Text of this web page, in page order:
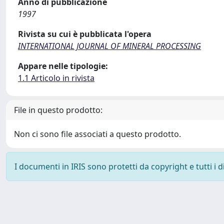
1997
Rivista su cui è pubblicata l'opera
INTERNATIONAL JOURNAL OF MINERAL PROCESSING
Appare nelle tipologie:
1.1 Articolo in rivista
File in questo prodotto:
Non ci sono file associati a questo prodotto.
I documenti in IRIS sono protetti da copyright e tutti i